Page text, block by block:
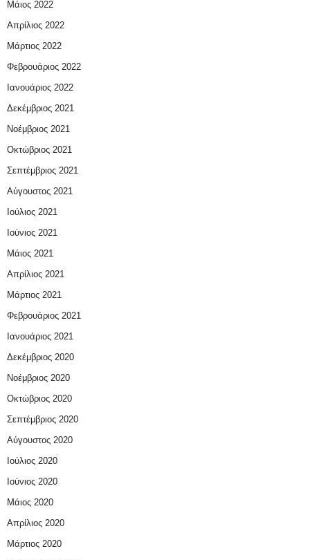
Μάιος 2022
Απρίλιος 2022
Μάρτιος 2022
Φεβρουάριος 2022
Ιανουάριος 2022
Δεκέμβριος 2021
Νοέμβριος 2021
Οκτώβριος 2021
Σεπτέμβριος 2021
Αύγουστος 2021
Ιούλιος 2021
Ιούνιος 2021
Μάιος 2021
Απρίλιος 2021
Μάρτιος 2021
Φεβρουάριος 2021
Ιανουάριος 2021
Δεκέμβριος 2020
Νοέμβριος 2020
Οκτώβριος 2020
Σεπτέμβριος 2020
Αύγουστος 2020
Ιούλιος 2020
Ιούνιος 2020
Μάιος 2020
Απρίλιος 2020
Μάρτιος 2020